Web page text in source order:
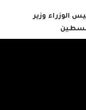
الوزراء وزير